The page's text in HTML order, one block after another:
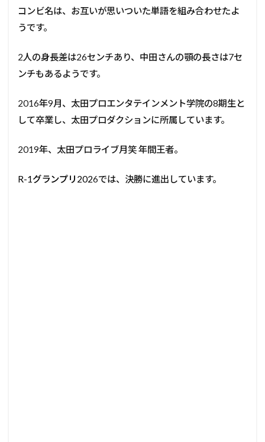
コンビ名は、お互いが思いついた単語を組み合わせたよ
うです。
2人の身長差は26センチあり、中田さんの顎の長さは7セ
ンチもあるようです。
2016年9月、太田プロエンタテインメント学院の8期生と
して卒業し、太田プロダクションに所属しています。
2019年、太田プロライブ月笑 年間王者。
R-1グランプリ2026では、決勝に進出しています。